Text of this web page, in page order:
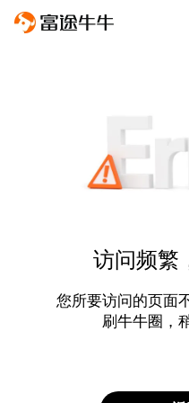
访问频繁
您所要访问的页面
刷牛牛圈，